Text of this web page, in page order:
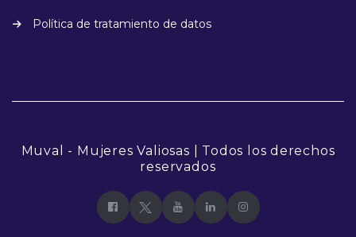
Política de tratamiento de datos
Muval - Mujeres Valiosas | Todos los derechos
reservados